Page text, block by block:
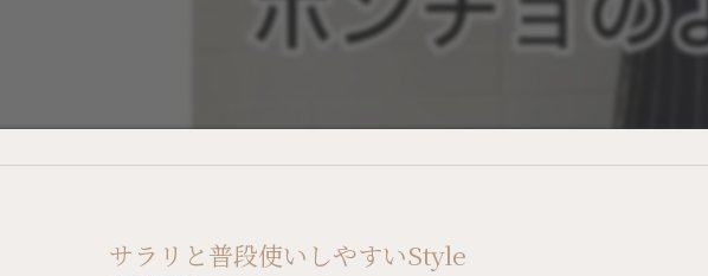
サラリと普段使いしやすいStyle